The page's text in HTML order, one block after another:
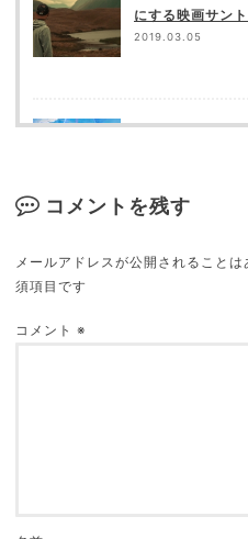
にする映画サン
2019.03.05
コメントを残す
メールアドレスが公開されることは
須項目です
コメント ※